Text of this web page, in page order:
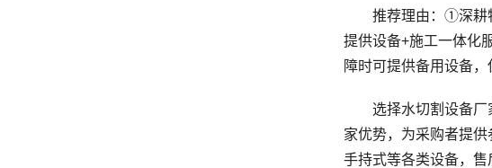
推荐理由：①深耕特
提供设备+施工一体化
障时可提供备用设备，
选择水切割设备厂家
家优势，为采购者提
手持式等各类设备，